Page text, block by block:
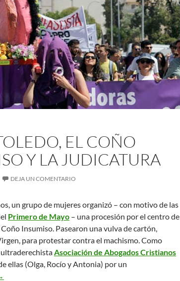
EL COÑO
Y LA JUDICATURA
DEJA UN COMENTARIO
un grupo de mujeres organizó – con motivo de las
Primero de Mayo – una procesión por el centro de
Insumiso. Pasearon una vulva de cartón,
para protestar contra el machismo. Como
ultraderechistaAsociación de Abogados Cristianos
ellas (Olga, Rocío y Antonia) por un
Toledo, el Coño Insumiso y la judicatura